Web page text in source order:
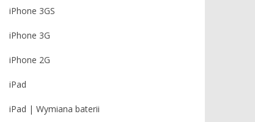
iPhone 3GS
iPhone 3G
iPhone 2G
iPad
iPad | Wymiana baterii